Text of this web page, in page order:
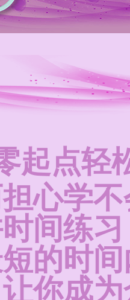
起点轻
心学
间练
的时
你成